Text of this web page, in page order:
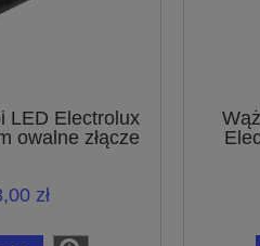
LED Electrolux
owalne złącze
zł